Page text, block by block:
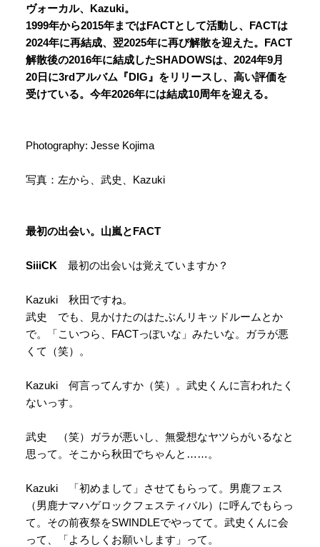
ヴォーカル、Kazuki。
1999年から2015年まではFACTとして活動し、FACTは
2024年に再結成、翌2025年に再び解散を迎えた。FACT
解散後の2016年に結成したSHADOWSは、2024年9月
20日に3rdアルバム『DIG』をリリースし、高い評価を
受けている。今年2026年には結成10周年を迎える。
Photography: Jesse Kojima
写真：左から、武史、Kazuki
最初の出会い。山嵐とFACT
SiiiCK 最初の出会いは覚えていますか？
Kazuki 秋田ですね。
武史 でも、見かけたのはたぶんリキッドルームとか
で。「こいつら、FACTっぽいな」みたいな。ガラが悪
くて（笑）。
Kazuki 何言ってんすか（笑）。武史くんに言われたく
ないっす。
武史 （笑）ガラが悪いし、無愛想なヤツらがいるなと
思って。そこから秋田でちゃんと……。
Kazuki 「初めまして」させてもらって。男鹿フェス
（男鹿ナマハゲロックフェスティバル）に呼んでもらっ
て。その前夜祭をSWINDLEでやってて。武史くんに会
って、「よろしくお願いします」って。